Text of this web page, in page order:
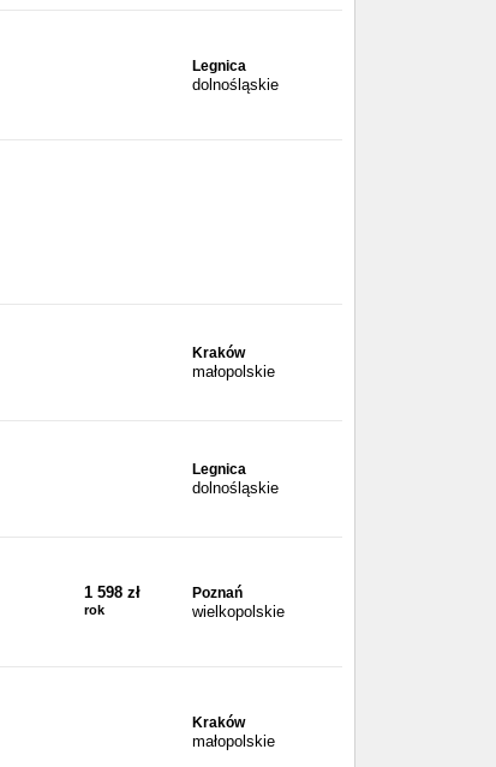
Legnica
dolnośląskie
Kraków
małopolskie
Legnica
dolnośląskie
1 598 zł
rok
Poznań
wielkopolskie
Kraków
małopolskie